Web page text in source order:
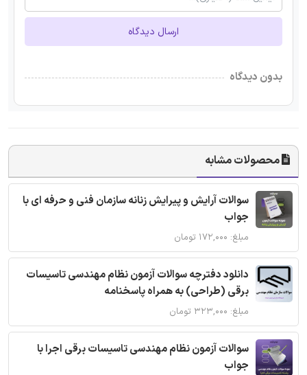
ارسال دیدگاه
بدون دیدگاه
محصولات مشابه
سوالات آرایش و پیرایش زنانه سازمان فنی و حرفه ای با
جواب
مبلغ: ۱۷۲,۰۰۰ تومان
دانلود دفترچه سوالات آزمون نظام مهندسی تاسیسات
برقی (طراحی) به همراه پاسخنامه
مبلغ: ۳۲۳,۰۰۰ تومان
سوالات آزمون نظام مهندسی تاسیسات برقی اجرا با
جواب